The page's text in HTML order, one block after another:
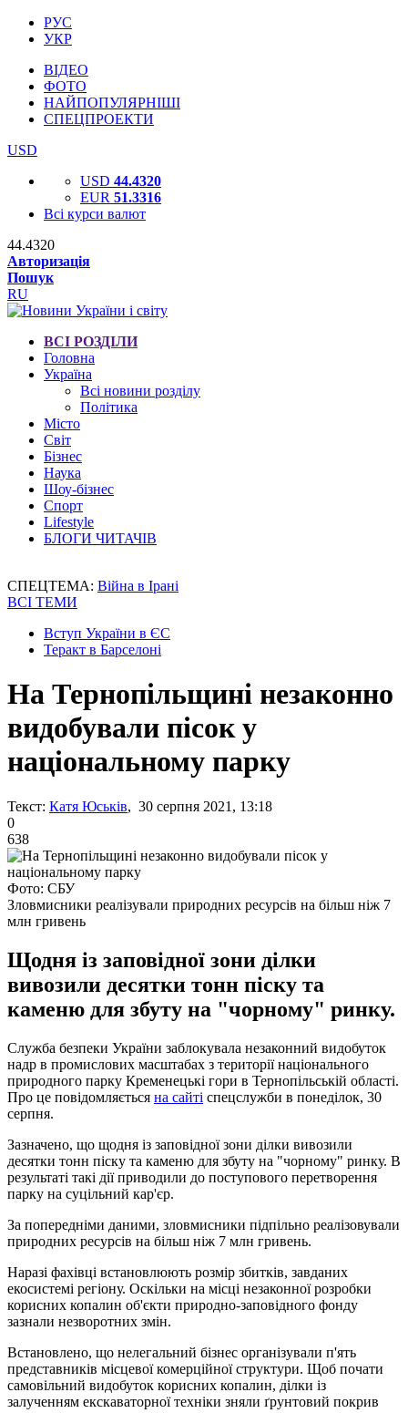
РУС
УКР
ВІДЕО
ФОТО
НАЙПОПУЛЯРНІШІ
СПЕЦПРОЕКТИ
USD
USD 44.4320
EUR 51.3316
Всі курси валют
44.4320
Авторизація
Пошук
RU
ВСІ РОЗДІЛИ
Головна
Україна
Всі новини розділу
Політика
Місто
Світ
Бізнес
Наука
Шоу-бізнес
Спорт
Lifestyle
БЛОГИ ЧИТАЧІВ
СПЕЦТЕМА: Війна в Ірані
ВСІ ТЕМИ
Вступ України в ЄС
Теракт в Барселоні
На Тернопільщині незаконно
видобували пісок у
національному парку
Текст: Катя Юськів, 30 серпня 2021, 13:18
0
638
Фото: СБУ
Зловмисники реалізували природних ресурсів на більш ніж 7
млн гривень
Щодня із заповідної зони ділки
вивозили десятки тонн піску та
каменю для збуту на "чорному" ринку.
Служба безпеки України заблокувала незаконний видобуток
надр в промислових масштабах з території національного
природного парку Кременецькі гори в Тернопільській області.
Про це повідомляється на сайті спецслужби в понеділок, 30
серпня.
Зазначено, що щодня із заповідної зони ділки вивозили
десятки тонн піску та каменю для збуту на "чорному" ринку. В
результаті такі дії приводили до поступового перетворення
парку на суцільний кар'єр.
За попередніми даними, зловмисники підпільно реалізовували
природних ресурсів на більш ніж 7 млн ​​гривень.
Наразі фахівці встановлюють розмір збитків, завданих
екосистемі регіону. Оскільки на місці незаконної розробки
корисних копалин об'єкти природно-заповідного фонду
зазнали незворотних змін.
Встановлено, що нелегальний бізнес організували п'ять
представників місцевої комерційної структури. Щоб почати
самовільний видобуток корисних копалин, ділки із
залученням екскаваторної техніки зняли ґрунтовий покрив